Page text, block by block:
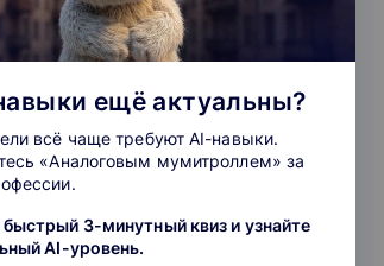
новые программы, покупать
— это 3 в 1:
предлагает задания нужного уровня
игры в Scratch или разрабатывает
их в доступных программах.
контент-план.
использовать вовлекающие механики.
новых подписчиков.
ещё актуальны?
всё чаще требуют AI-навыки.
«Аналоговым мумитроллем» за
3-минутный квиз и узнайте
AI-уровень.